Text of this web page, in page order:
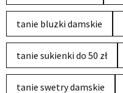
tanie bluzki damskie
tanie sukienki do 50 zł
tanie swetry damskie